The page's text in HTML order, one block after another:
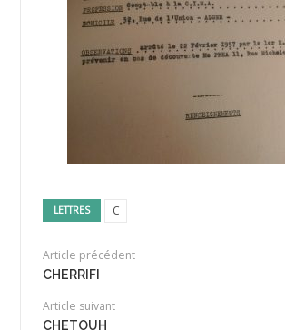
LETTRES C
Article précédent
CHERRIFI
Article suivant
CHETOUH